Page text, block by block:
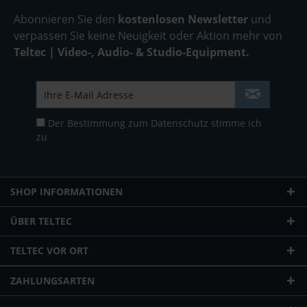
Abonnieren Sie den kostenlosen Newsletter und
verpassen Sie keine Neuigkeit oder Aktion mehr von
Teltec | Video-, Audio- & Studio-Equipment.
Der Bestimmung zum Datenschutz stimme ich
zu
SHOP INFORMATIONEN
ÜBER TELTEC
TELTEC VOR ORT
ZAHLUNGSARTEN